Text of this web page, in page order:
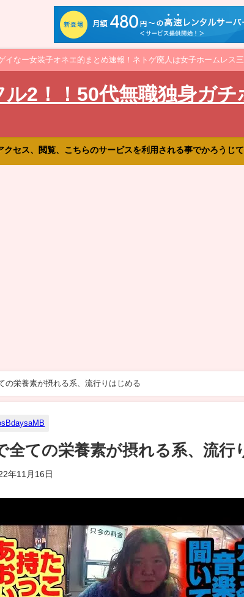
イなー女装子オネエ的まとめ速報！ネトゲ廃人は女子ホームレス
2！！50代無職独身ガ
セス、閲覧、こちらのサービスを利用される事でかろうじ
の栄養素が摂れる系、流行りはじめる
全ての栄養素が摂れる系、流行
年11月16日